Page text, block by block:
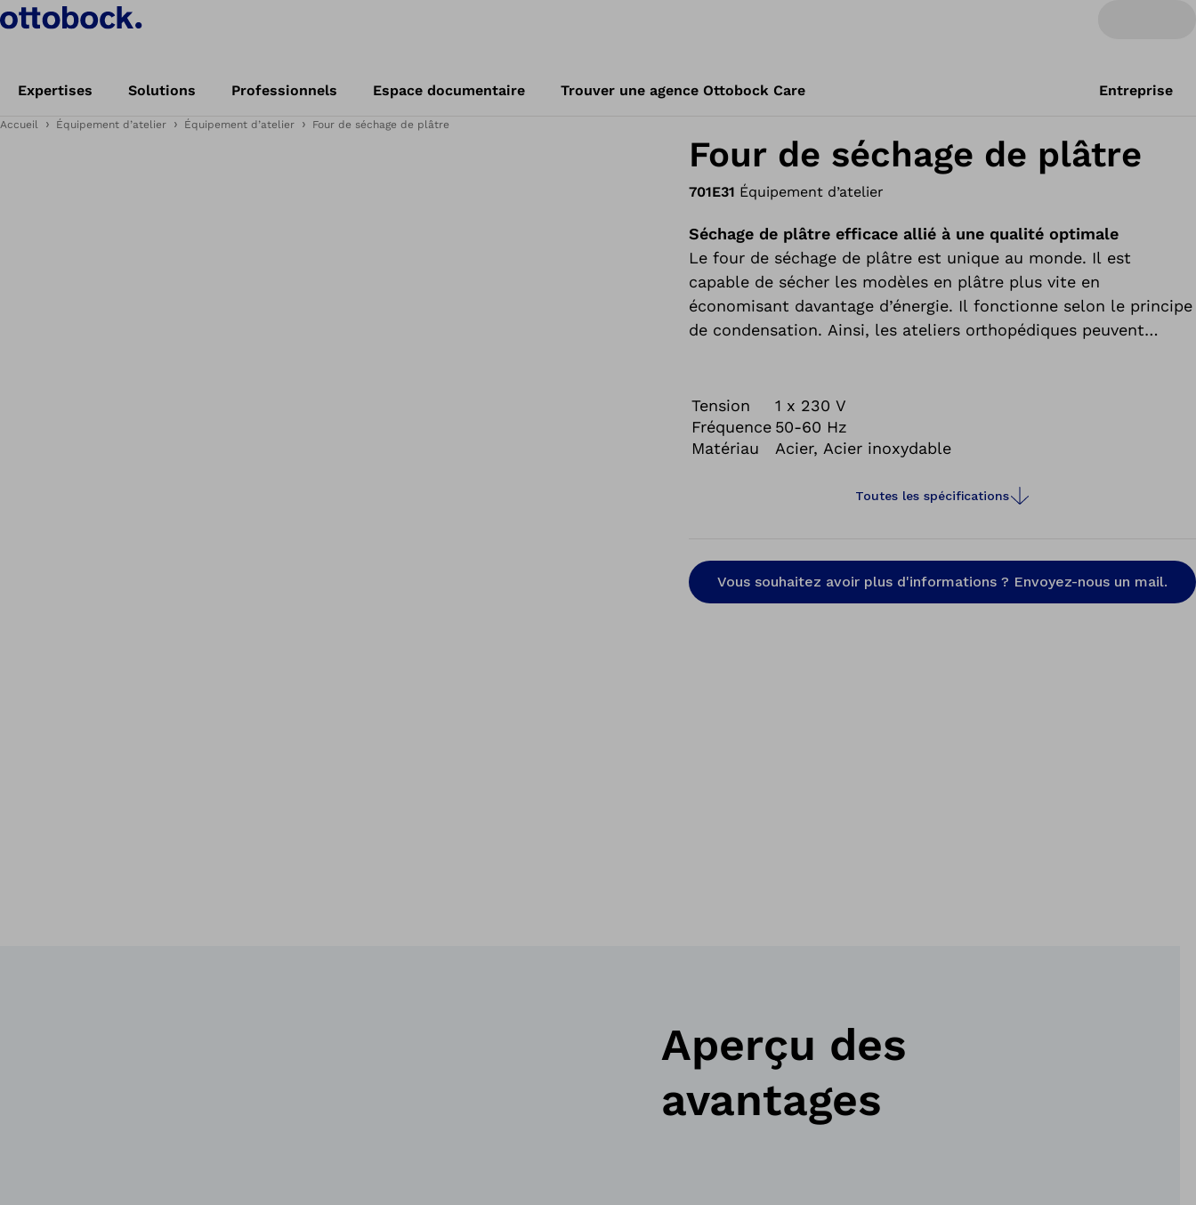
Expertises Solutions Professionnels Espace documentaire Trouver une agence Ottobock Care Entreprise
Accueil Équipement d’atelier Équipement d’atelier Four de séchage de plâtre
Four de séchage de plâtre
701E31 Équipement d’atelier
Séchage de plâtre efficace allié à une qualité optimale
Le four de séchage de plâtre est unique au monde. Il est
capable de sécher les modèles en plâtre plus vite en
économisant davantage d’énergie. Il fonctionne selon le principe
de condensation. Ainsi, les ateliers orthopédiques peuvent
prothèses. Cela permet également de vous offrir un traitement
de haute qualité, une conception fonctionnelle et davantage de
confort.
Tension
1 x 230 V
Fréquence 50-60 Hz
Matériau
Acier, Acier inoxydable
Toutes les spécifications
Vous souhaitez avoir plus d'informations ? Envoyez-nous un mail.
Aperçu des
avantages